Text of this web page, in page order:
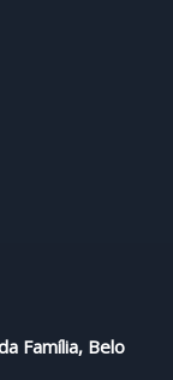
Família, Belo